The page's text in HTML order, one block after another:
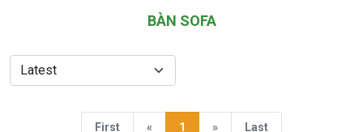
BÀN SOFA
First « 1 » Last